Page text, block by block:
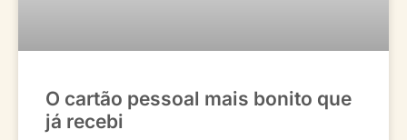
O cartão pessoal mais bonito que
já recebi